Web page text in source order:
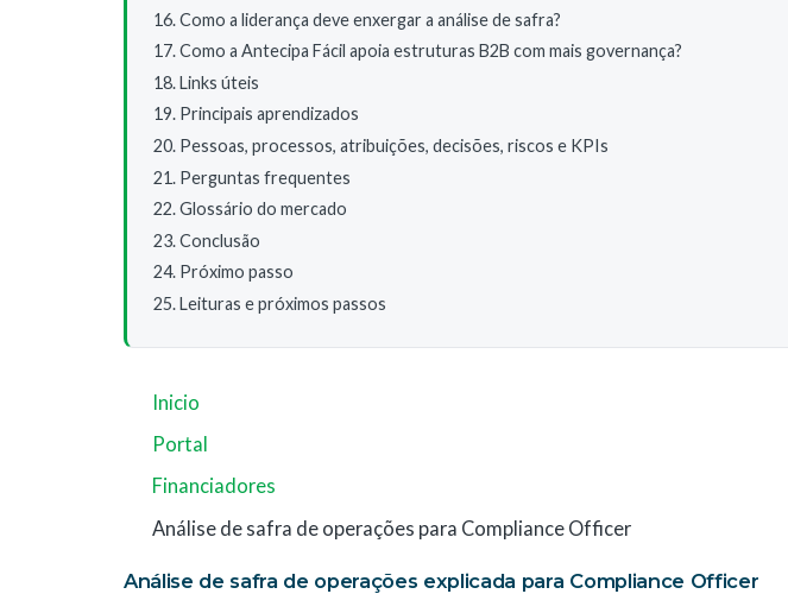
Como a liderança deve enxergar a análise de safra?
Como a Antecipa Fácil apoia estruturas B2B com mais governança?
Links úteis
Principais aprendizados
Pessoas, processos, atribuições, decisões, riscos e KPIs
Perguntas frequentes
Glossário do mercado
Conclusão
Próximo passo
Leituras e próximos passos
Inicio
Portal
Financiadores
Análise de safra de operações para Compliance Officer
Análise de safra de operações explicada para Compliance Officer